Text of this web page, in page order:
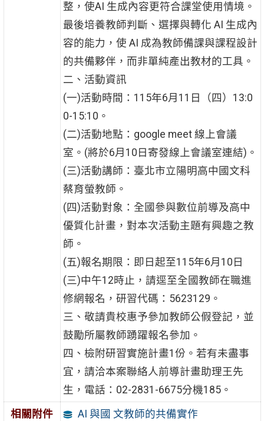
整，使AI 生成內容更符合課堂使用情境。
最後培養教師判斷、選擇與轉化 AI 生成內
容的能力，使 AI 成為教師備課與課程設計
的共備夥伴，而非單純產出教材的工具。
二、活動資訊
(一)活動時間：115年6月11日（四）13:0
0-15:10。
(二)活動地點：google meet 線上會議
室。(將於6月10日寄發線上會議室連結)。
(三)活動講師：臺北市立陽明高中國文科
蔡育螢教師。
(四)活動對象：全國參與數位前導及高中
優質化計畫，對本次活動主題有興趣之教
師。
(五)報名期限：即日起至115年6月10日
(三)中午12時止，請逕至全國教師在職進
修網報名，研習代碼：5623129。
三、敬請貴校惠予參加教師公假登記，並
鼓勵所屬教師踴躍報名參加。
四、檢附研習實施計畫1份。若有未盡事
宜，請洽本案聯絡人前導計畫助理王先
生，電話：02-2831-6675分機185。
相關附件 AI 與國 文教師的共備實作